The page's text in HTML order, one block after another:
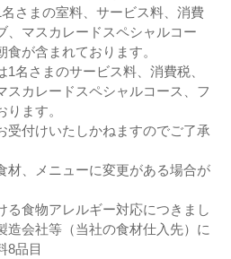
さまの室料、サービス料、消費
、マスカレードスペシャルコー
が含まれております。
名さまのサービス料、消費税、
スカレードスペシャルコース、フ
ます。
付けいたしかねますのでご了承
、メニューに変更がある場合が
食物アレルギー対応につきまし
造会社等（当社の食材仕入先）に
8品目